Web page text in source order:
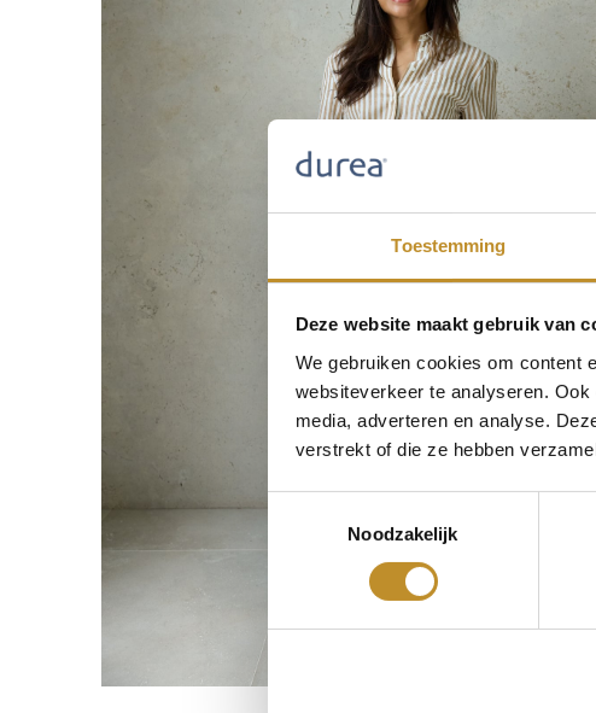
Toestemming
Deze website maakt gebruik van
We gebruiken cookies om content
websiteverkeer te analyseren.
media, adverteren en analyse.
verstrekt of die ze hebben
Noodzakelijk